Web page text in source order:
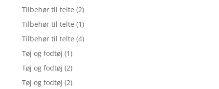
Tilbehør til telte (2)
Tilbehør til telte (1)
Tilbehør til telte (4)
Tøj og fodtøj (1)
Tøj og fodtøj (2)
Tøj og fodtøj (2)